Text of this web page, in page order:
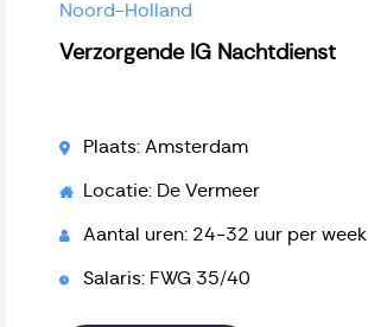
Noord-Holland
Verzorgende IG Nachtdienst
Plaats: Amsterdam
Locatie: De Vermeer
Aantal uren: 24-32 uur per week
Salaris: FWG 35/40